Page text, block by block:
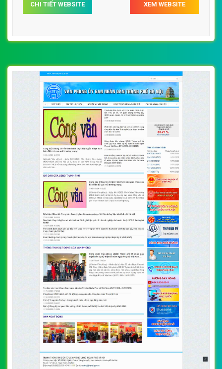
website web sở ban nghành wwwsoxaydunghanoigovvn
CHI TIẾT WEBSITE XEM WEBSITE